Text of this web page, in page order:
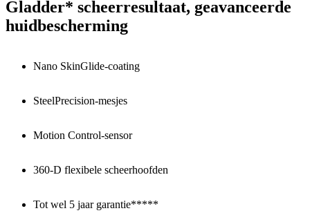
Gladder* scheerresultaat, geavanceerde
huidbescherming
Nano SkinGlide-coating
SteelPrecision-mesjes
Motion Control-sensor
360-D flexibele scheerhoofden
Tot wel 5 jaar garantie*****